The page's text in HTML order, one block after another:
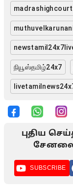
madrashighcourt
நியூஸ்தமிழ்24x7
புதிய
சேனலை
SUBSCRIBE